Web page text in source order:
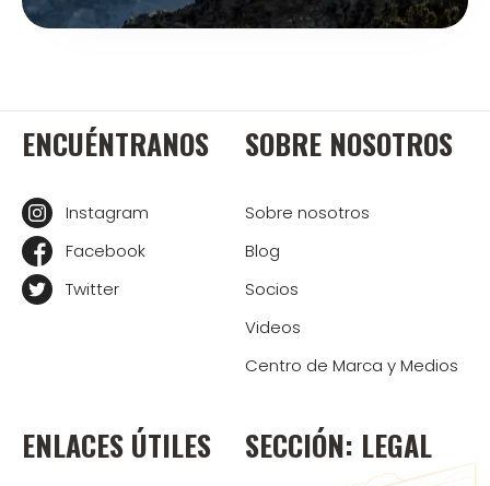
ENCUÉNTRANOS
Instagram
Facebook
Twitter
SOBRE NOSOTROS
Sobre nosotros
Blog
Socios
Videos
Centro de Marca y Medios
ENLACES ÚTILES SECCIÓN: LEGAL